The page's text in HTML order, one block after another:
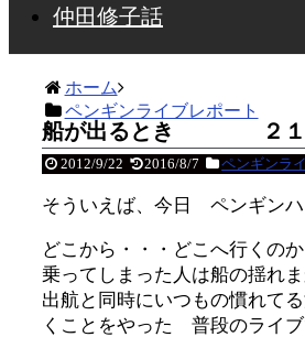
仲田修子話
ホーム
ペンギンライブレポート
船が出るとき ２１
2012/9/22 2016/8/7 ペンギンラ
そういえば、今日 ペンギン
どこから・・・どこへ行くの
乗ってしまった人は船の揺れ
出航と同時にいつもの慣れて
くことをやった 普段のライ